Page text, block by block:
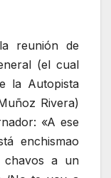
reunión de
(el cual
la Autopista
Rivera)
«A ese
enchismao
chavos a un